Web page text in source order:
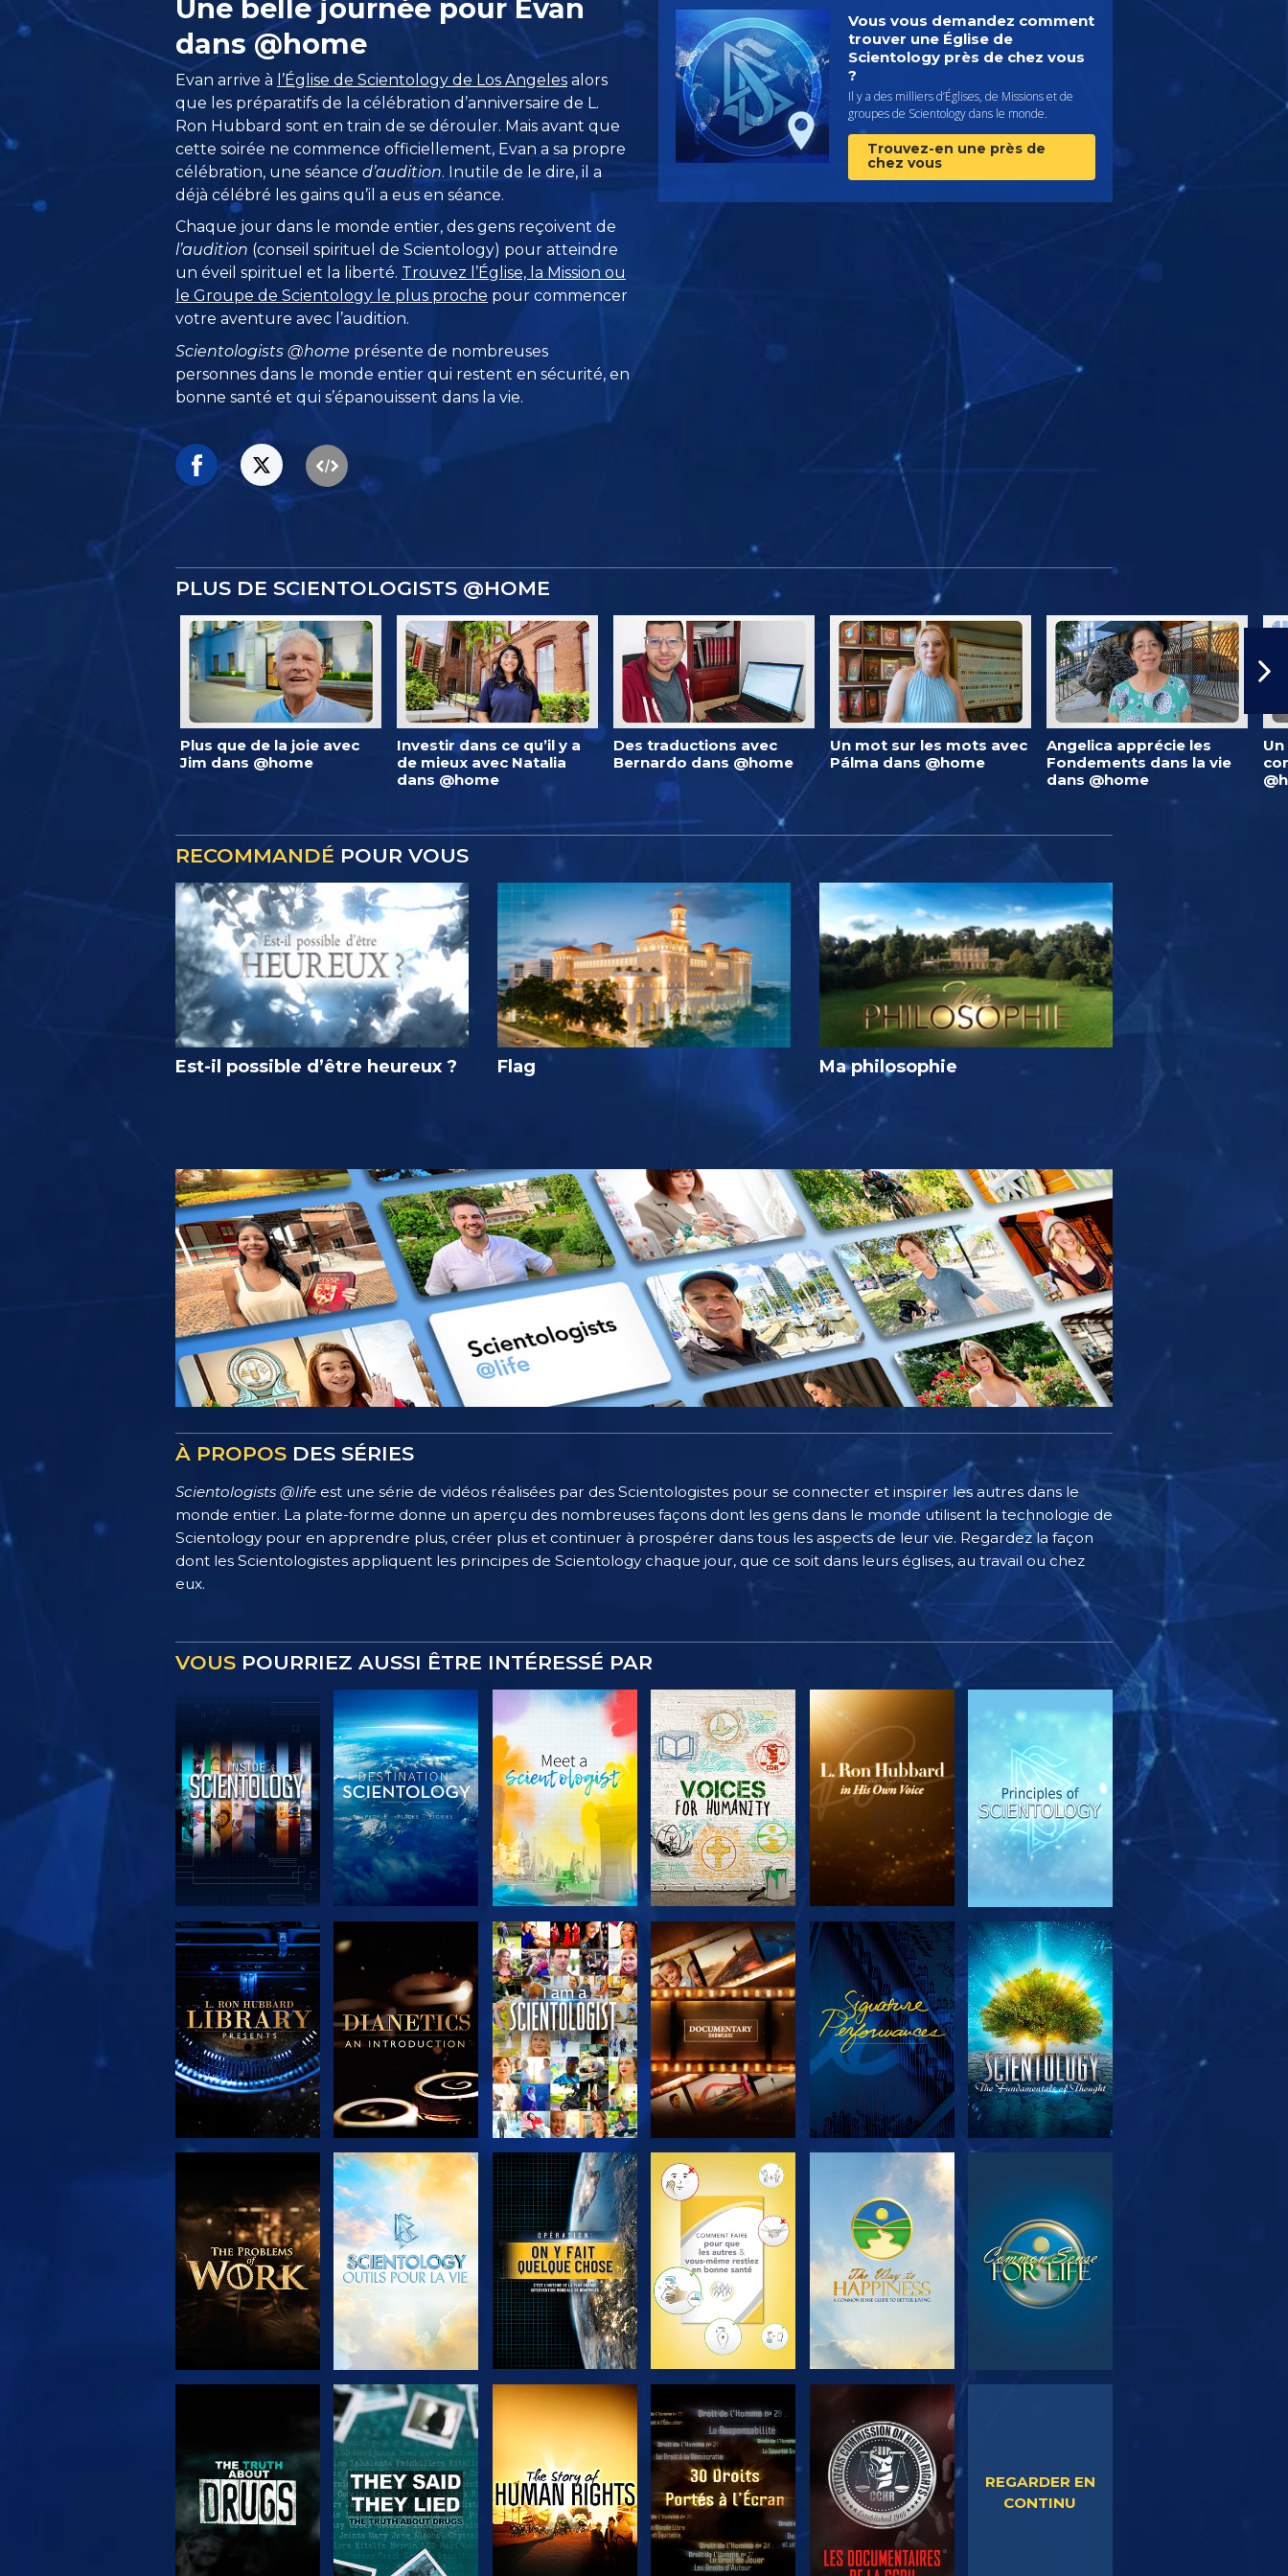
Une belle journée pour Evan
dans @home
Evan arrive à l’Église de Scientology de Los Angeles alors
que les préparatifs de la célébration d’anniversaire de L.
Ron Hubbard sont en train de se dérouler. Mais avant que
cette soirée ne commence officiellement, Evan a sa propre
célébration, une séanced’audition. Inutile de le dire, il a
déjà célébré les gains qu’il a eus en séance.
Chaque jour dans le monde entier, des gens reçoivent de
l’audition (conseil spirituel de Scientology) pour atteindre
un éveil spirituel et la liberté. Trouvez l’Église, la Mission ou
le Groupe de Scientology le plus proche pour commencer
votre aventure avec l’audition.
Scientologists @home présente de nombreuses
personnes dans le monde entier qui restent en sécurité, en
bonne santé et qui s’épanouissent dans la vie.
Vous vous demandez comment
trouver une Église de
Scientology près de chez vous
?
Il y a des milliers d’Églises, de Missions et de
groupes de Scientology dans le monde.
Trouvez-en une près de
chez vous
PLUS DE SCIENTOLOGISTS @HOME
Plus que de la joie avec
Jim dans @home
Investir dans ce qu’il y a
de mieux avec Natalia
dans @home
Des traductions avec
Bernardo dans @home
Un mot sur les mots avec
Pálma dans @home
Angelica apprécie les
Fondements dans la vie
dans @home
RECOMMANDÉ POUR VOUS
Est-il possible d’être heureux ? Flag Ma philosophie
À PROPOS DES SÉRIES
Scientologists @life est une série de vidéos réalisées par des Scientologistes pour se connecter et inspirer les autres dans le
monde entier. La plate-forme donne un aperçu des nombreuses façons dont les gens dans le monde utilisent la technologie de
Scientology pour en apprendre plus, créer plus et continuer à prospérer dans tous les aspects de leur vie. Regardez la façon
dont les Scientologistes appliquent les principes de Scientology chaque jour, que ce soit dans leurs églises, au travail ou chez
eux.
VOUS POURRIEZ AUSSI ÊTRE INTÉRESSÉ PAR
DÉCOUVRIR LES
SÉRIES
DÉCOUVRIR LES
SÉRIES
DÉCOUVRIR LES
SÉRIES
DÉCOUVRIR LES
SÉRIES
DÉCOUVRIR LES
SÉRIES
REGARDER
DÉCOUVRIR LES
SÉRIES
REGARDER
DÉCOUVRIR LES
SÉRIES
DÉCOUVRIR LES
SÉRIES
DÉCOUVRIR LES
SÉRIES
REGARDER REGARDER REGARDER REGARDER
REGARDER EN
CONTINU